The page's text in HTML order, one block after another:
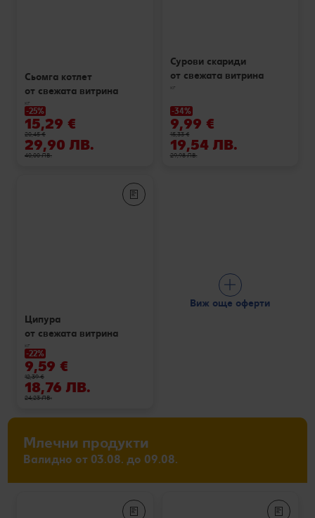
Сьомга котлет
от свежата витрина
кг
-25%
15,29 €
20,45 €
29,90 ЛВ.
40,00 ЛВ.
Сурови скариди
от свежата витрина
кг
-34%
9,99 €
15,33 €
19,54 ЛВ.
29,98 ЛВ.
Ципура
от свежата витрина
кг
-22%
9,59 €
12,39 €
18,76 ЛВ.
24,23 ЛВ.
Виж още оферти
Млечни продукти
Валидно от 03.08. до 09.08.